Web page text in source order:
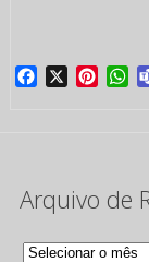
Facebook
X
Arquivo de
Arquivo